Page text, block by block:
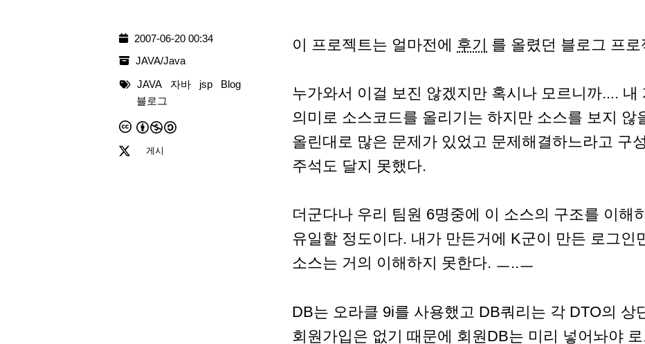
이 프로젝트는 얼마전에 후기 를 올렸던 블로그 프
누가와서 이걸 보진 않겠지만 혹시나 모르니까.... 내
의미로 소스코드를 올리기는 하지만 소스를 보지 않
올린대로 많은 문제가 있었고 문제해결하느라고 구
주석도 달지 못했다.
더군다나 우리 팀원 6명중에 이 소스의 구조를 이해
유일할 정도이다. 내가 만든거에 K군이 만든 로그인
소스는 거의 이해하지 못한다. ㅡ..ㅡ
DB는 오라클 9i를 사용했고 DB쿼리는 각 DTO의 상
회원가입은 없기 때문에 회원DB는 미리 넣어놔야
2007-06-20 00:34
JAVA/Java
JAVA
자바 jsp
Blog
블로그
게시